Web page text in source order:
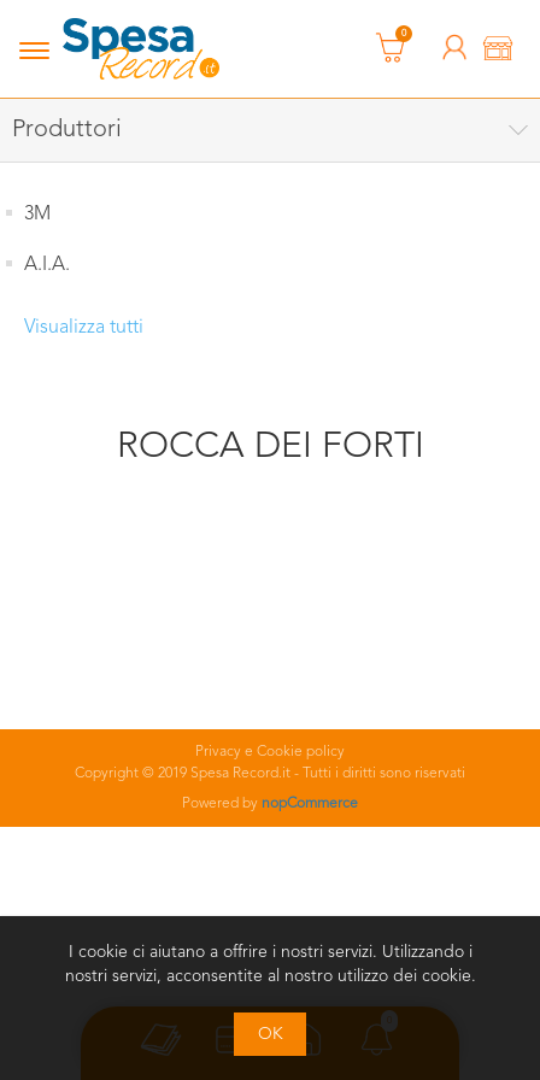
0
Produttori
3M
A.I.A.
Visualizza tutti
ROCCA DEI FORTI
Privacy e Cookie policy
Copyright © 2019 Spesa Record.it - Tutti i diritti sono riservati
Powered by nopCommerce
I cookie ci aiutano a offrire i nostri servizi. Utilizzando i
nostri servizi, acconsentite al nostro utilizzo dei cookie.
OK